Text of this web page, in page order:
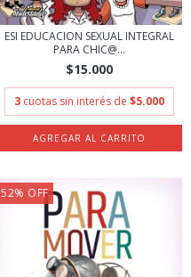
ESI EDUCACION SEXUAL INTEGRAL
PARA CHIC@...
$15.000
3 cuotas sin interés de $5.000
52% OFF